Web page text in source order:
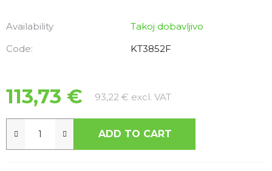
Availability
Takoj dobavljivo
Code:
KT3852F
113,73 € 93,22 € excl. VATMeasure price:
ADD TO CART